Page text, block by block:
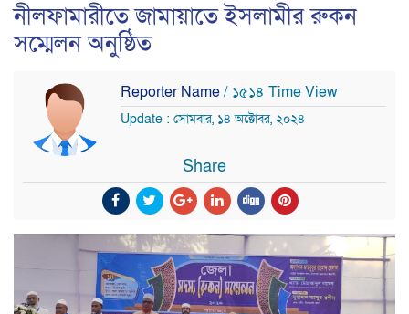
নীলফামারীতে জামায়াতে ইসলামীর রুকন
সম্মেলন অনুষ্ঠিত
Reporter Name/ ১৫১৪ Time View
Update : সোমবার, ১৪ অক্টোবর, ২০২৪
Share